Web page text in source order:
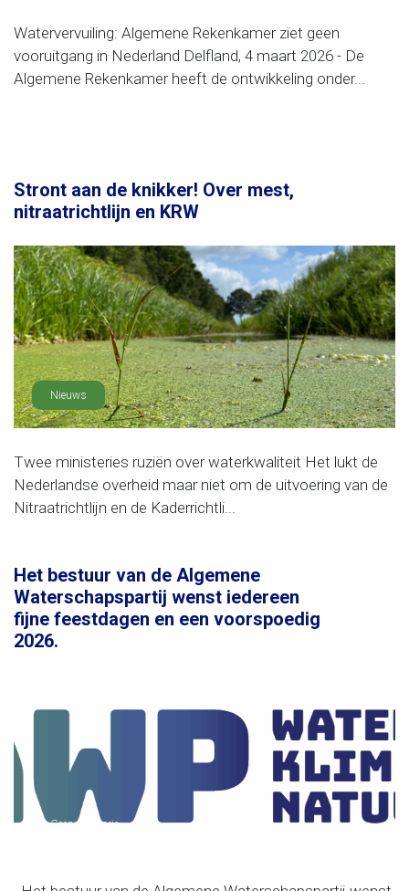
Watervervuiling: Algemene Rekenkamer ziet geen
vooruitgang in Nederland Delfland, 4 maart 2026 - De
Algemene Rekenkamer heeft de ontwikkeling onder...
Stront aan de knikker! Over mest,
nitraatrichtlijn en KRW
Nieuws
Twee ministeries ruziën over waterkwaliteit Het lukt de
Nederlandse overheid maar niet om de uitvoering van de
Nitraatrichtlijn en de Kaderrichtli...
Het bestuur van de Algemene
Waterschapspartij wenst iedereen
fijne feestdagen en een voorspoedig
2026.
Geen categorie